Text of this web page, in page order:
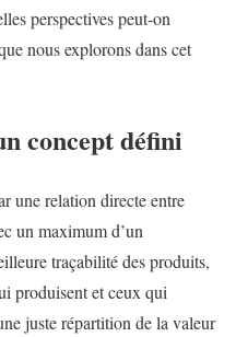
perspectives peut-on
nous explorons dans cet
concept défini
une relation directe entre
un maximum d’un
traçabilité des produits,
produisent et ceux qui
juste répartition de la valeur